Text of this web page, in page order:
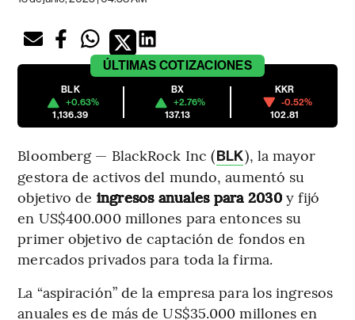
ÚLTIMAS COTIZACIONES
BLK
+0.63%
1,136.39
BX
+2.76%
137.13
KKR
-0.52%
102.81
Bloomberg — BlackRock Inc (BLK), la mayor
gestora de activos del mundo, aumentó su
objetivo de ingresos anuales para 2030y fijó
en US$400.000 millones para entonces su
primer objetivo de captación de fondos en
mercados privados para toda la firma.
La “aspiración” de la empresa para los ingresos
anuales es de más de US$35.000 millones en